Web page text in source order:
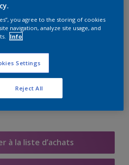
5 L 15 L
à la liste d’achats
you agree to the storing of cookies
navigation, analyze site usage, and
Info
Settings
Reject All